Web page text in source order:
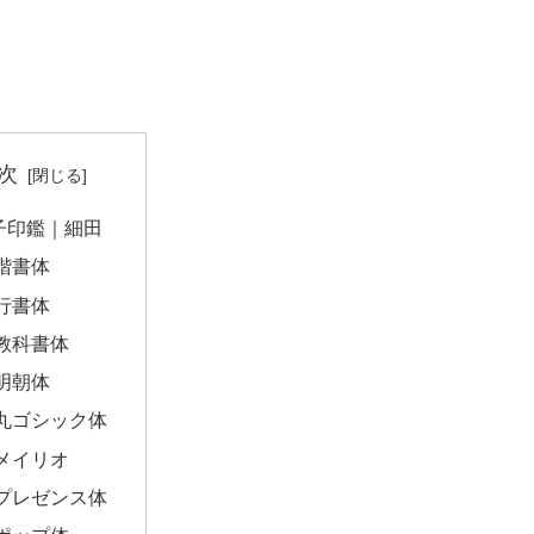
印鑑｜細田
書体
書体
科書体
朝体
ゴシック体
イリオ
レゼンス体